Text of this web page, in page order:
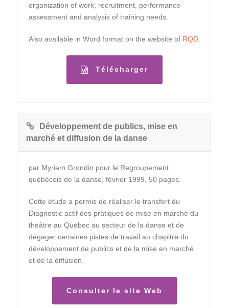
organization of work, recruitment, performance
assessment and analysis of training needs.
Also available in Word format on the website of RQD
Télécharger
Développement de publics, mise en
marché et diffusion de la danse
par Myriam Grondin pour le Regroupement
québécois de la danse, février 1999, 50 pages.
Cette étude a permis de réaliser le transfert du
Diagnostic actif des pratiques de mise en marché du
théâtre au Québec au secteur de la danse et de
dégager certaines pistes de travail au chapitre du
développement de publics et de la mise en marché
et de la diffusion.
Consulter le site Web